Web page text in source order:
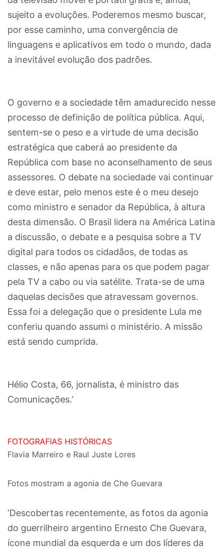
sujeito a evoluções. Poderemos mesmo buscar,
por esse caminho, uma convergência de
linguagens e aplicativos em todo o mundo, dada
a inevitável evolução dos padrões.
O governo e a sociedade têm amadurecido nesse
processo de definição de política pública. Aqui,
sentem-se o peso e a virtude de uma decisão
estratégica que caberá ao presidente da
República com base no aconselhamento de seus
assessores. O debate na sociedade vai continuar
e deve estar, pelo menos este é o meu desejo
como ministro e senador da República, à altura
desta dimensão. O Brasil lidera na América Latina
a discussão, o debate e a pesquisa sobre a TV
digital para todos os cidadãos, de todas as
classes, e não apenas para os que podem pagar
pela TV a cabo ou via satélite. Trata-se de uma
daquelas decisões que atravessam governos.
Essa foi a delegação que o presidente Lula me
conferiu quando assumi o ministério. A missão
está sendo cumprida.
Hélio Costa, 66, jornalista, é ministro das
Comunicações.’
FOTOGRAFIAS HISTÓRICAS
Flavia Marreiro e Raul Juste Lores
Fotos mostram a agonia de Che Guevara
‘Descobertas recentemente, as fotos da agonia
do guerrilheiro argentino Ernesto Che Guevara,
ícone mundial da esquerda e um dos líderes da